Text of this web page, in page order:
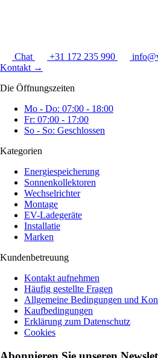
Chat +31 172 235 990
Kontakt →
Die Öffnungszeiten
Mo - Do: 07:00 - 18:00
Fr: 07:00 - 17:00
So - So: Geschlossen
Kategorien
Energiespeicherung
Sonnenkollektoren
Wechselrichter
Montage
EV-Ladegeräte
Installatie
Marken
Kundenbetreuung
Kontakt aufnehmen
Häufig gestellte Fragen
Allgemeine Bedingungen und
Kaufbedingungen
Erklärung zum Datenschutz
Cookies